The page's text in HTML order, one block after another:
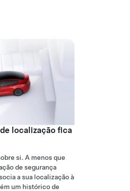
localização fica
si. A menos que
de segurança
a sua localização à
um histórico de